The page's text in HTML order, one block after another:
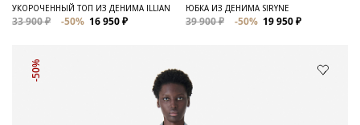
УКОРОЧЕННЫЙ ТОП ИЗ ДЕНИМА ILLIAN
33 900 ₽ -50% 16 950 ₽
ЮБКА ИЗ ДЕНИМА SIRYNE
39 900 ₽ -50% 19 950 ₽
-50%